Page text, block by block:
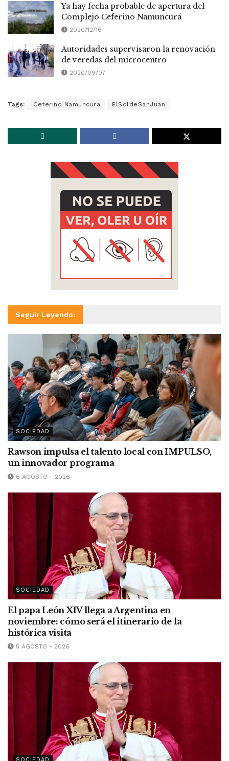
Ya hay fecha probable de apertura del
Complejo Ceferino Namuncurá
2020/12/16
Autoridades supervisaron la renovación
de veredas del microcentro
2020/09/07
Tags: Ceferino Namuncura ElSoldeSanJuan
Seguir Leyendo:
SOCIEDAD
Rawson impulsa el talento local con IMPULSO,
un innovador programa
6 AGOSTO - 2026
SOCIEDAD
El papa León XIV llega a Argentina en
noviembre: cómo será el itinerario de la
histórica visita
5 AGOSTO - 2026
SOCIEDAD